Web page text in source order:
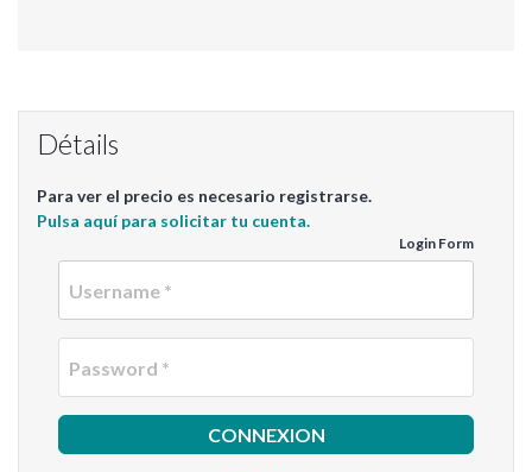
Détails
Para ver el precio es necesario registrarse.
Pulsa aquí para solicitar tu cuenta.
Login Form